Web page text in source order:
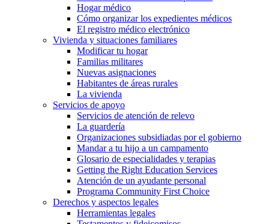
Hogar médico
Cómo organizar los expedientes médicos
El registro médico electrónico
Vivienda y situaciones familiares
Modificar tu hogar
Familias militares
Nuevas asignaciones
Habitantes de áreas rurales
La vivienda
Servicios de apoyo
Servicios de atención de relevo
La guardería
Organizaciones subsidiadas por el gobierno
Mandar a tu hijo a un campamento
Glosario de especialidades y terapias
Getting the Right Education Services
Atención de un ayudante personal
Programa Community First Choice
Derechos y aspectos legales
Herramientas legales